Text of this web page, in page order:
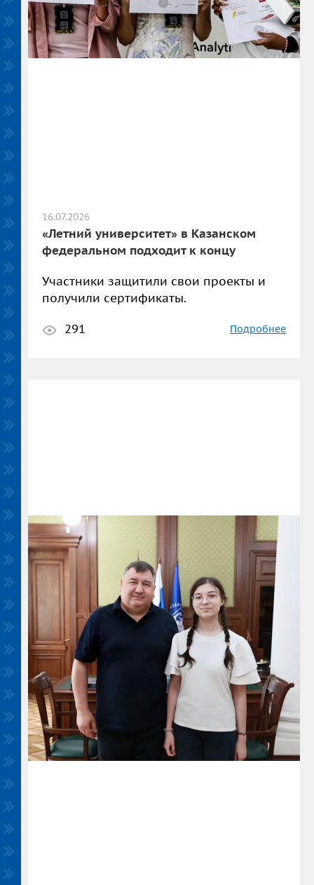
16.07.2026
«Летний университет» в Казанском
федеральном подходит к концу
Участники защитили свои проекты и
получили сертификаты.
291
Подробнее